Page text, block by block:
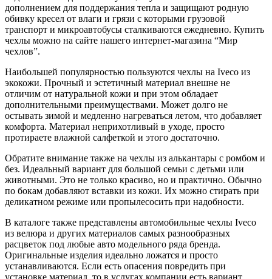
дополнением для поддержания тепла и защищают родную
обивку кресел от влаги и грязи с которыми грузовой
транспорт и микроавтобусы сталкиваются ежедневно. Купить
чехлы можно на сайте нашего интернет-магазина “Мир
чехлов”.
Наибольшей популярностью пользуются чехлы на Iveco из
экокожи. Прочный и эстетичный материал внешне не
отличим от натуральной кожи и при этом обладает
дополнительными преимуществами. Может долго не
остывать зимой и медленно нагреваться летом, что добавляет
комфорта. Материал неприхотливый в уходе, просто
протираете влажной салфеткой и этого достаточно.
Обратите внимание также на чехлы из алькантары с ромбом и
без. Идеальный вариант для большой семьи с детьми или
животными. Это не только красиво, но и практично. Обычно
по бокам добавляют вставки из кожи. Их можно стирать при
деликатном режиме или пропылесосить при надобности.
В каталоге также представлены автомобильные чехлы Iveco
из велюра и других материалов самых разнообразных
расцветок под любые авто модельного ряда бренда.
Оригинальные изделия идеально ложатся и просто
устанавливаются. Если есть опасения повредить при
установке материал, то в услугах компании есть вариант